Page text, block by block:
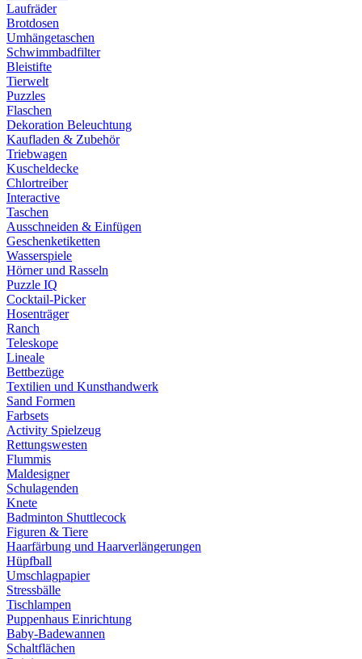
Laufräder
Brotdosen
Umhängetaschen
Schwimmbadfilter
Bleistifte
Tierwelt
Puzzles
Flaschen
Dekoration Beleuchtung
Kaufladen & Zubehör
Triebwagen
Kuscheldecke
Chlortreiber
Interactive
Taschen
Ausschneiden & Einfügen
Geschenketiketten
Wasserspiele
Hörner und Rasseln
Puzzle IQ
Cocktail-Picker
Hosenträger
Ranch
Teleskope
Lineale
Bettbezüge
Textilien und Kunsthandwerk
Sand Formen
Farbsets
Activity Spielzeug
Rettungswesten
Flummis
Maldesigner
Schulagenden
Knete
Badminton Shuttlecock
Figuren & Tiere
Haarfärbung und Haarverlängerungen
Hüpfball
Umschlagpapier
Stressbälle
Tischlampen
Puppenhaus Einrichtung
Baby-Badewannen
Schaltflächen